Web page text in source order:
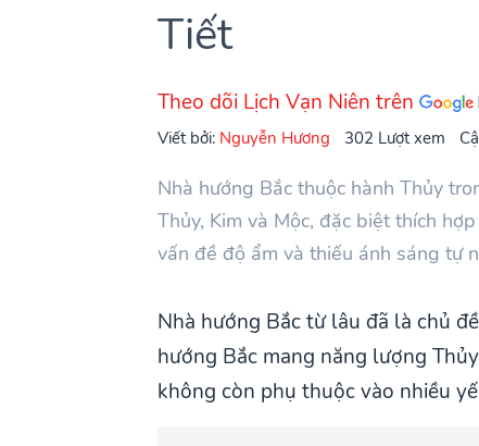
Tiết
Theo dõi Lịch Vạn Niên trên
Viết bởi: Nguyễn Hương 302 Lượt xem
Nhà hướng Bắc thuộc hành Thủy
Thủy, Kim và Mộc, đặc biệt thích
vấn đề độ ẩm và thiếu ánh sáng tự
Nhà hướng Bắc từ lâu đã là chủ
hướng Bắc mang năng lượng
không còn phụ thuộc vào nhiều